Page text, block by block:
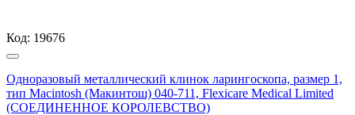
Код: 19676
Одноразовый металлический клинок ларингоскопа, размер 1,
тип Macintosh (Макинтош) 040-711, Flexicare Medical Limited
(СОЕДИНЕННОЕ КОРОЛЕВСТВО)